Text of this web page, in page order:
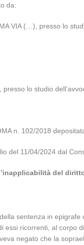
da:
VIA (…), presso lo
lo studio
n. 102/2018
del 11/04/2024 dal
del
sentenza in
ricorrenti, al corpo
negato che la